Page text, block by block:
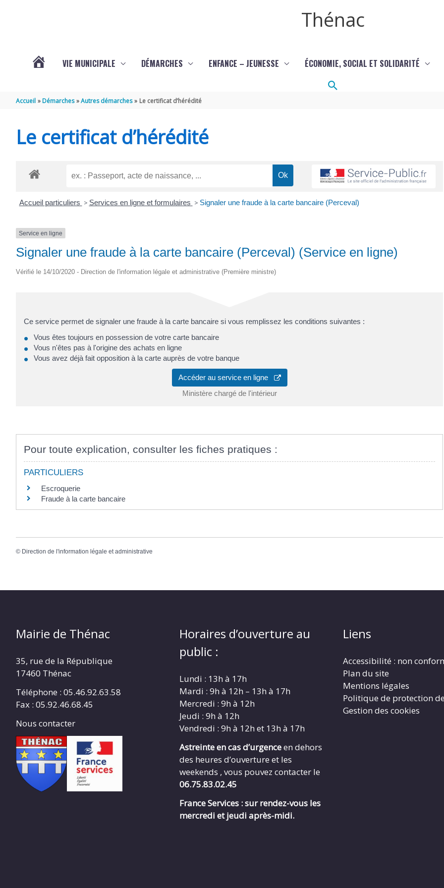
Thénac
THÉNAC
VIE MUNICIPALE DÉMARCHES ENFANCE – JEUNESSE ÉCONOMIE, SOCIAL ET SOLIDARITÉ
Rechercher
Accueil Démarches Autres démarches Le certificat d’hérédité
Le certificat d’hérédité
Accueil particuliers > Services en ligne et formulaires > Signaler une fraude à la carte bancaire (Perceval)
Service en ligne
Signaler une fraude à la carte bancaire (Perceval) (Service en ligne)
Vérifié le 14/10/2020 - Direction de l'information légale et administrative (Première ministre)
Ce service permet de signaler une fraude à la carte bancaire si vous remplissez les conditions suivantes :
Vous êtes toujours en possession de votre carte bancaire
Vous n'êtes pas à l'origine des achats en ligne
Vous avez déjà fait opposition à la carte auprès de votre banque
Accéder au service en ligne
Ministère chargé de l'intérieur
Pour toute explication, consulter les fiches pratiques :
PARTICULIERS
Escroquerie
Fraude à la carte bancaire
© Direction de l'information légale et administrative
Mairie de Thénac
35, rue de la République
17460 Thénac
Téléphone : 05.46.92.63.58
Fax : 05.92.46.68.45
Nous contacter
Horaires d’ouverture au
public :
Lundi : 13h à 17h
Mardi : 9h à 12h – 13h à 17h
Mercredi : 9h à 12h
Jeudi : 9h à 12h
Vendredi : 9h à 12h et 13h à 17h
Astreinte en cas d’urgenceen dehors
des heures d’ouverture et les
weekends , vous pouvez contacter le
06.75.83.02.45
France Services : sur rendez-vous les
mercredi et jeudi après-midi.
Liens
Accessibilité : non
Plan du site
Mentions légales
Politique de protection
Gestion des cookies